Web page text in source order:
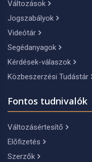
Változások
Jogszabályok
Videótár
Segédanyagok
Kérdések-válaszok
Közbeszerzési Tudástár
Fontos tudnivalók
Változásértesítő
Előfizetés
Szerzők